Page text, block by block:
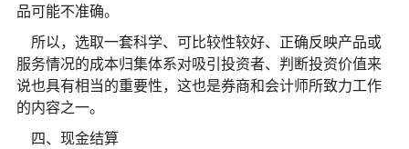
品可能不准确。
所以，选取一套科学、可比较性较好、正确反映产品或
服务情况的成本归集体系对吸引投资者、判断投资价值来
说也具有相当的重要性，这也是券商和会计师所致力工作
的内容之一。
四、现金结算